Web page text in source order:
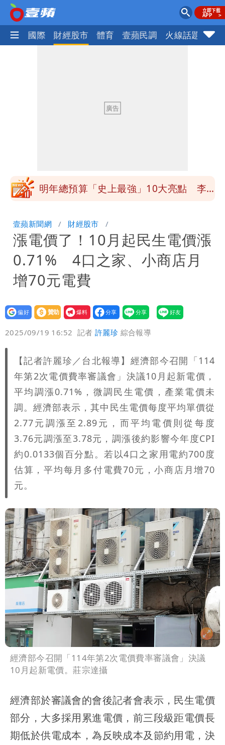
社會 國際 財經股市 體育 壹蘋民調 火線話題
策高層牽涉其中」才不提告
「我是台灣人」胸章竟是中國製
明年總預算「史上最強」10大亮點 李
家-1」 9歲兒捲入海裡消失了
買BNT遭詐10億元 王尚智疑「慈濟決
策高層牽涉其中」才不提告
「我是台灣人」胸章竟是中國製
Cheap：愛台灣只是發財的口號
壹蘋新聞網 財經股市
漲電價了！10月起民生電價漲
0.71% 4口之家、小商店月
增70元電費
設為
贊助
我要
爆料
2025/09/19 16:52 記者許麗珍 綜合報導
【記者許麗珍／台北報導】經濟部今召開「114
年第2次電價費率審議會」決議10月起新電價，
平均調漲0.71%，微調民生電價，產業電價未
調。經濟部表示，其中民生電價每度平均單價從
2.77元調漲至2.89元，而平均電價則從每度
3.76元調漲至3.78元，調漲後約影響今年度CPI
約0.0133個百分點。若以4口之家用電約700度
估算，平均每月多付電費70元，小商店月增70
元。
經濟部今召開「114年第2次電價費率審議會」決議
10月起新電價。莊宗達攝
經濟部於審議會的會後記者會表示，民生電價
部分，大多採用累進電價，前三段級距電價長
期低於供電成本，為反映成本及節約用電，決